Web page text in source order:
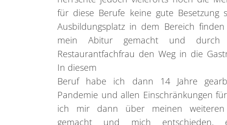
für diese Berufe keine gute Besetzung
Ausbildungsplatz in dem Bereich
mein Abitur gemacht und durch
Restaurantfachfrau den Weg in die
In diesem
Beruf habe ich dann 14 Jahre
Pandemie und allen Einschränkungen
ich mir dann über meinen weiteren
gemacht und mich entschieden,